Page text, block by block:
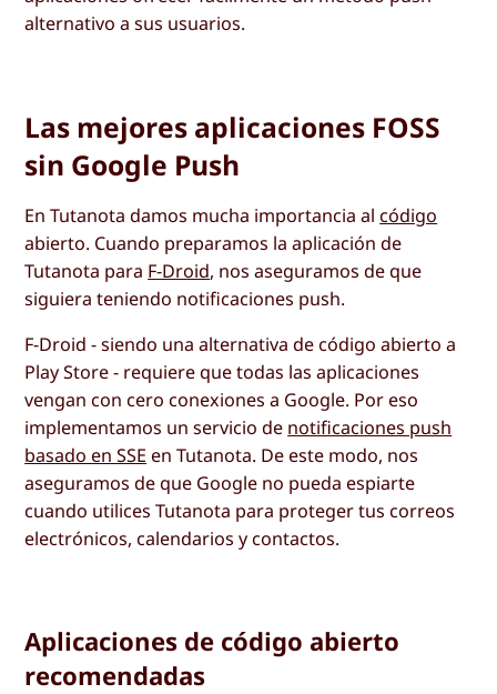
alternativo a sus usuarios.
Las mejores aplicaciones FOSS
sin Google Push
En Tutanota damos mucha importancia al código
abierto. Cuando preparamos la aplicación de
Tutanota para F-Droid, nos aseguramos de que
siguiera teniendo notificaciones push.
F-Droid - siendo una alternativa de código abierto a
Play Store - requiere que todas las aplicaciones
vengan con cero conexiones a Google. Por eso
implementamos un servicio de notificaciones push
basado en SSE en Tutanota. De este modo, nos
aseguramos de que Google no pueda espiarte
cuando utilices Tutanota para proteger tus correos
electrónicos, calendarios y contactos.
Aplicaciones de código abierto
recomendadas